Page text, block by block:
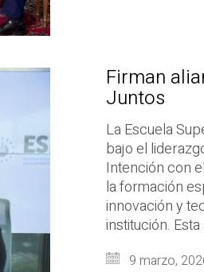
Firman
Juntos
La Escuela
bajo el
Intención con
la formación
innovación y
institución.
9 marzo,